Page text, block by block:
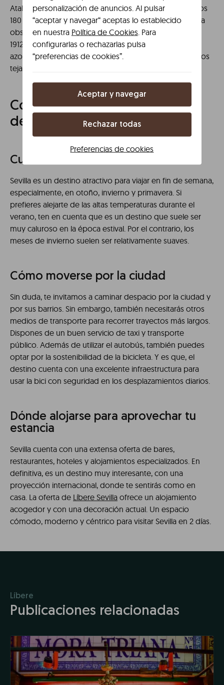
Atalaya Torre Sevilla es unrooftopcuya altura alcanza los
180 metros. En consecuencia, es el marco perfecto para
observar una imagen panorámica de Sevilla. La Terraza
1912, situada en el hotel Mercer Plaza Sevilla, está en la
azotea. Desde allí se puede contemplar el horizonte y los
tejados de otros edificios.
Consejos prácticos para un fin
de semana en Sevilla
Cuándo visitar Sevilla
Sevilla es un destino atractivo para viajar en fin de semana,
especialmente, en otoño, invierno y primavera. Si
prefieres alejarte de las altas temperaturas durante el
verano, ten en cuenta que es un destino que suele ser
muy caluroso en la época estival. Por el contrario, los
meses de invierno suelen ser relativamente suaves.
Cómo moverse por la ciudad
Sin duda, te invitamos a caminar despacio por la ciudad y
por sus barrios. Sin embargo, también necesitarás otros
medios de transporte para recorrer trayectos más largos.
Dispones de un buen servicio de taxi y transporte
público. Además de utilizar el autobús, también puedes
optar por la sostenibilidad de la bicicleta. Y es que, el
destino cuenta con una excelente infraestructura para
usar la bici con seguridad en los desplazamientos diarios.
Dónde alojarse para aprovechar tu
estancia
Sevilla cuenta con una extensa oferta de bares,
restaurantes, hoteles y alojamientos especializados. En
definitiva, es un destino muy interesante, con una
proyección internacional, donde te sentirás como en
casa. La oferta de Líbere Sevilla ofrece un alojamiento
acogedor y con una decoración actual. Un espacio
cómodo, moderno y céntrico para visitar Sevilla en 2 días.
Líbere
Publicaciones relacionadas
personalización de anuncios. Al pulsar
“aceptar y navegar“ aceptas lo establecido
en nuestra Política de Cookies. Para
configurarlas o rechazarlas pulsa
“preferencias de cookies”.
Aceptar y navegar
Rechazar todas
Preferencias de cookies